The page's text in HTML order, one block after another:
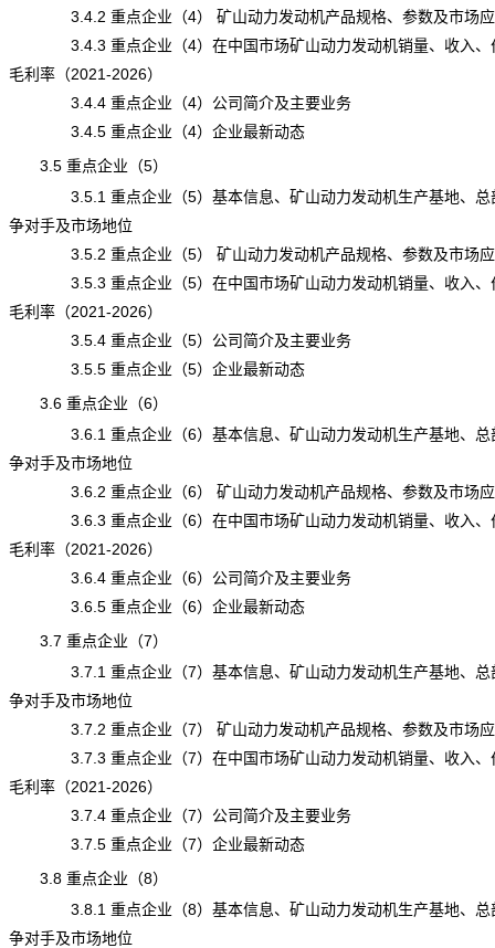
3.4.2 重点企业（4） 矿山动力发动机产品规格、参数及市场
3.4.3 重点企业（4）在中国市场矿山动力发动机销量、收入、
毛利率（2021-2026）
3.4.4 重点企业（4）公司简介及主要业务
3.4.5 重点企业（4）企业最新动态
3.5 重点企业（5）
3.5.1 重点企业（5）基本信息、矿山动力发动机生产基地、总
争对手及市场地位
3.5.2 重点企业（5） 矿山动力发动机产品规格、参数及市场
3.5.3 重点企业（5）在中国市场矿山动力发动机销量、收入、
毛利率（2021-2026）
3.5.4 重点企业（5）公司简介及主要业务
3.5.5 重点企业（5）企业最新动态
3.6 重点企业（6）
3.6.1 重点企业（6）基本信息、矿山动力发动机生产基地、总
争对手及市场地位
3.6.2 重点企业（6） 矿山动力发动机产品规格、参数及市场
3.6.3 重点企业（6）在中国市场矿山动力发动机销量、收入、
毛利率（2021-2026）
3.6.4 重点企业（6）公司简介及主要业务
3.6.5 重点企业（6）企业最新动态
3.7 重点企业（7）
3.7.1 重点企业（7）基本信息、矿山动力发动机生产基地、总
争对手及市场地位
3.7.2 重点企业（7） 矿山动力发动机产品规格、参数及市场
3.7.3 重点企业（7）在中国市场矿山动力发动机销量、收入、
毛利率（2021-2026）
3.7.4 重点企业（7）公司简介及主要业务
3.7.5 重点企业（7）企业最新动态
3.8 重点企业（8）
3.8.1 重点企业（8）基本信息、矿山动力发动机生产基地、总
争对手及市场地位